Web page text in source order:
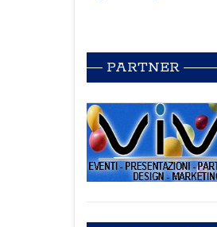
PARTNER